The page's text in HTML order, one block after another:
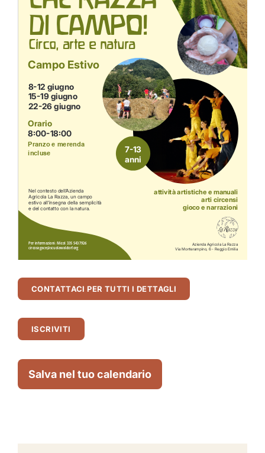
CONTATTACI PER TUTTI I DETTAGLI
ISCRIVITI
Salva nel tuo calendario